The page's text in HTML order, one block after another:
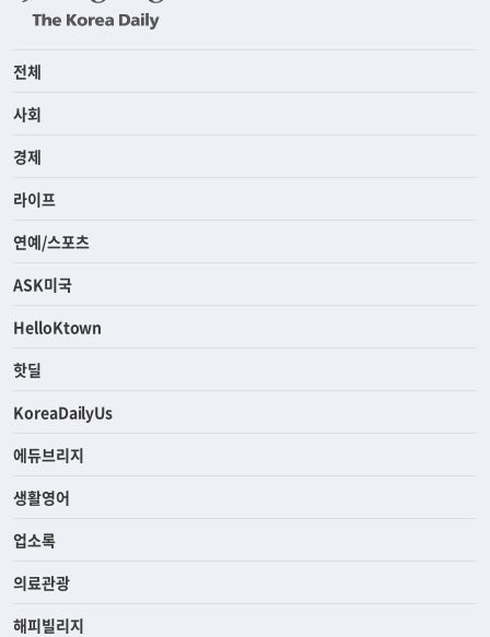
전체
사회
경제
라이프
연예/스포츠
ASK미국
HelloKtown
핫딜
KoreaDailyUs
에듀브리지
생활영어
업소록
의료관광
해피빌리지